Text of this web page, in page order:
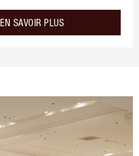
EN SAVOIR PLUSabout the